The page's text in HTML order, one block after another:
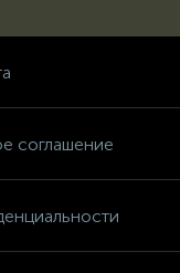
соглашение